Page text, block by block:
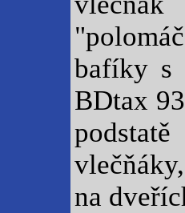
bafíky s
BDtax
na